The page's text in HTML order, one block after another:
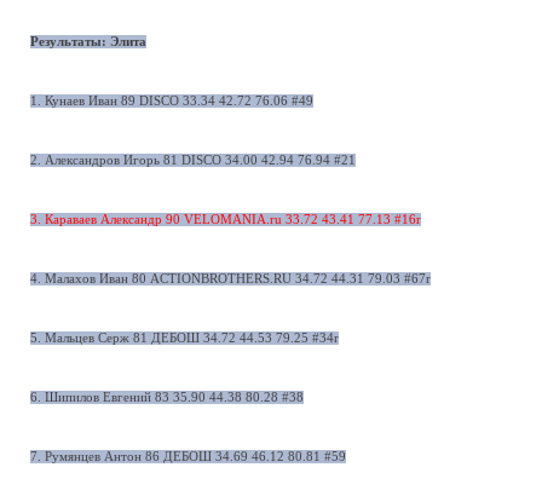
Результаты: Элита
1. Кунаев Иван 89 DISCO 33.34 42.72 76.06 #49
2. Александров Игорь 81 DISCO 34.00 42.94 76.94 #21
3. Караваев Александр 90 VELOMANIA.ru 33.72 43.41 77.13 #16r
4. Малахов Иван 80 ACTIONBROTHERS.RU 34.72 44.31 79.03 #67r
5. Maльцев Серж 81 ДЕБОШ 34.72 44.53 79.25 #34r
6. Шипилов Евгений 83 35.90 44.38 80.28 #38
7. Румянцев Антон 86 ДЕБОШ 34.69 46.12 80.81 #59